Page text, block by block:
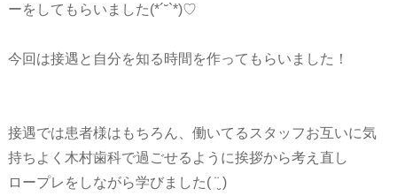
ーをしてもらいました(*´˘`*)♡
今回は接遇と自分を知る時間を作ってもらいました！
接遇では患者様はもちろん、働いてるスタッフお互いに気
持ちよく木村歯科で過ごせるように挨拶から考え直し
ロープレをしながら学びました( ¨̮ )